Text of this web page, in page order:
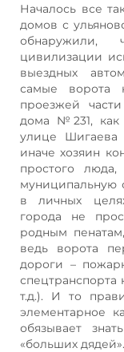
Началось все
домов с
обнаружили,
цивилизации
выездных
самые ворота
проезжей
дома №231,
улице
иначе хозяин
простого люда,
муниципальную
в личных
города не
родным
ведь ворота
дороги –
т.д.). И то
элементарное
обязывает
«больших дядей».